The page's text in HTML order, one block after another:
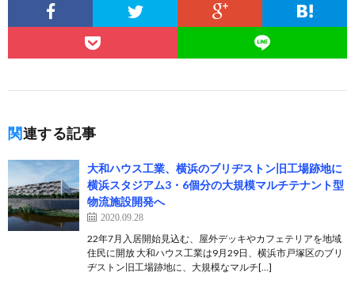
関連する記事
大和ハウス工業、横浜のブリヂストン旧工場跡地に
横浜スタジアム3・6個分の大規模マルチテナント型
物流施設開発へ
2020.09.28
22年7月入居開始見込む、屋外デッキやカフェテリアを地域
住民に開放 大和ハウス工業は9月29日、横浜市戸塚区のブリ
ヂストン旧工場跡地に、大規模なマルチ[…]